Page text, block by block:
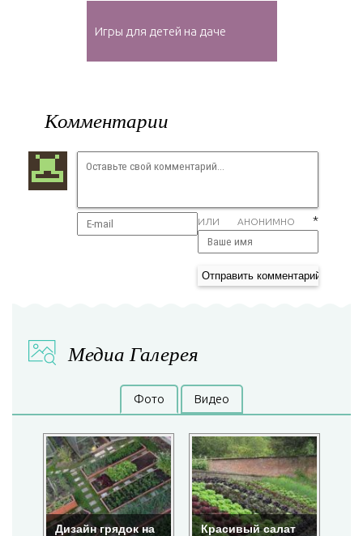
Игры для детей на даче
Комментарии
ИЛИ АНОНИМНО *
Медиа Галерея
Фото Видео
Дизайн грядок на
Красивый салат